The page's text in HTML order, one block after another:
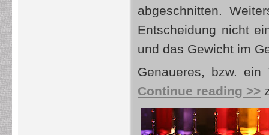
abgeschnitten.
Entscheidung nicht
und das Gewicht im
Genaueres, bzw. ein
Continue reading >>